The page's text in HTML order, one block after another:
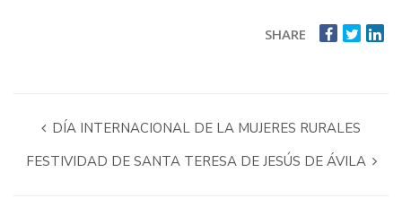
SHARE
DÍA INTERNACIONAL DE LA MUJERES RURALES
FESTIVIDAD DE SANTA TERESA DE JESÚS DE ÁVILA